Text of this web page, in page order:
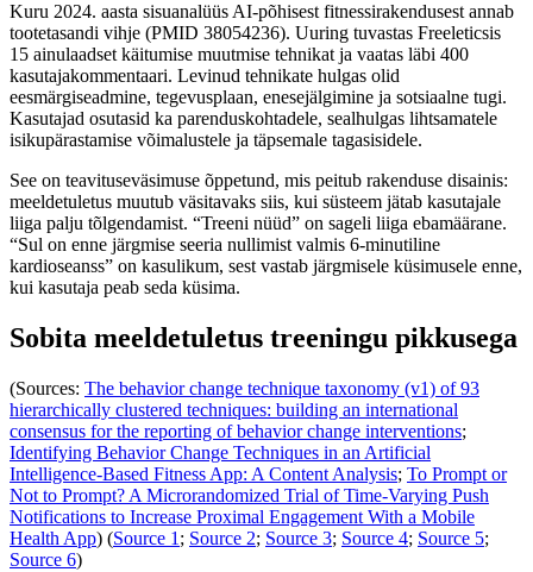
Kuru 2024. aasta sisuanalüüs AI-põhisest fitnessirakendusest annab
tootetasandi vihje (PMID 38054236). Uuring tuvastas Freeleticsis
15 ainulaadset käitumise muutmise tehnikat ja vaatas läbi 400
kasutajakommentaari. Levinud tehnikate hulgas olid
eesmärgiseadmine, tegevusplaan, enesejälgimine ja sotsiaalne tugi.
Kasutajad osutasid ka parenduskohtadele, sealhulgas lihtsamatele
isikupärastamise võimalustele ja täpsemale tagasisidele.
See on teavituseväsimuse õppetund, mis peitub rakenduse disainis:
meeldetuletus muutub väsitavaks siis, kui süsteem jätab kasutajale
liiga palju tõlgendamist. “Treeni nüüd” on sageli liiga ebamäärane.
“Sul on enne järgmise seeria nullimist valmis 6-minutiline
kardioseanss” on kasulikum, sest vastab järgmisele küsimusele enne,
kui kasutaja peab seda küsima.
Sobita meeldetuletus treeningu pikkusega
(Sources: The behavior change technique taxonomy (v1) of 93
hierarchically clustered techniques: building an international
consensus for the reporting of behavior change interventions;
Identifying Behavior Change Techniques in an Artificial
Intelligence-Based Fitness App: A Content Analysis; To Prompt or
Not to Prompt? A Microrandomized Trial of Time-Varying Push
Notifications to Increase Proximal Engagement With a Mobile
Health App) (Source 1 ; Source 2; Source 3; Source 4; Source 5;
Source 6)